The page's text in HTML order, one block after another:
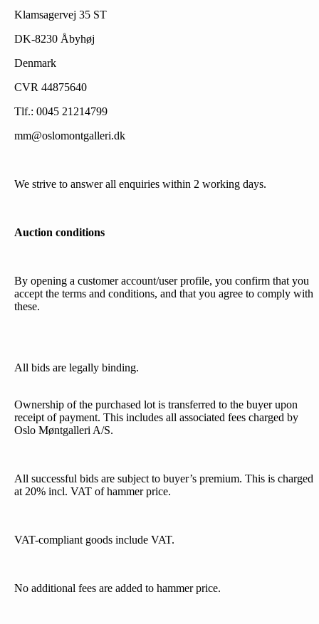
Klamsagervej 35 ST
DK-8230 Åbyhøj
Denmark
CVR 44875640
Tlf.: 0045 21214799
mm@oslomontgalleri.dk
We strive to answer all enquiries within 2 working days.
Auction conditions
By opening a customer account/user profile, you confirm that you
accept the terms and conditions, and that you agree to comply with
these.
All bids are legally binding.
Ownership of the purchased lot is transferred to the buyer upon
receipt of payment. This includes all associated fees charged by
Oslo Møntgalleri A/S.
All successful bids are subject to buyer’s premium. This is charged
at 20% incl. VAT of hammer price.
VAT-compliant goods include VAT.
No additional fees are added to hammer price.